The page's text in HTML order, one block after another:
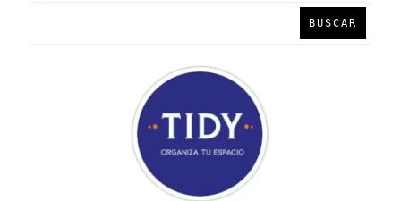
BUSCAR